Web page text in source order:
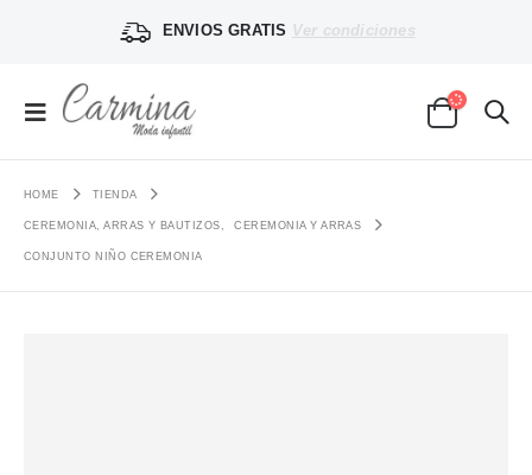
ENVIOS GRATIS Ver condiciones
HOME TIENDA
CEREMONIA, ARRAS Y BAUTIZOS, CEREMONIA Y ARRAS
CONJUNTO NIÑO CEREMONIA